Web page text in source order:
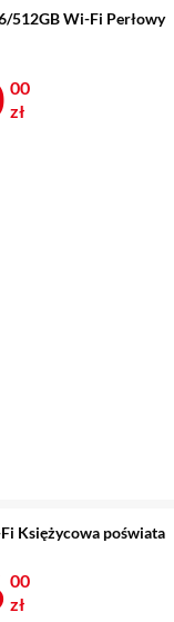
512GB Wi-Fi Perłowy
720 zł
00
zł
Księżycowa poświata
996 zł
00
zł